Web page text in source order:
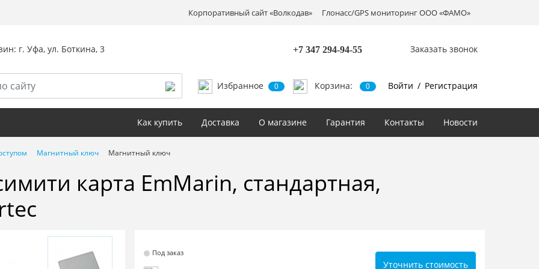
Корпоративный сайт «Волкодав» Глонасс/GPS мониторинг ООО «ФАМО»
г. Уфа, ул. Боткина, 3
Избранное 0
+7 347294-94-55
Корзина: 0
Заказать звонок
Войти /Регистрация
Как купить Доставка О магазине Гарантия Контакты Новости
Магнитный ключ Магнитный ключ
карта EmMarin, стандартная,
Под заказ
Уточнить стоимость